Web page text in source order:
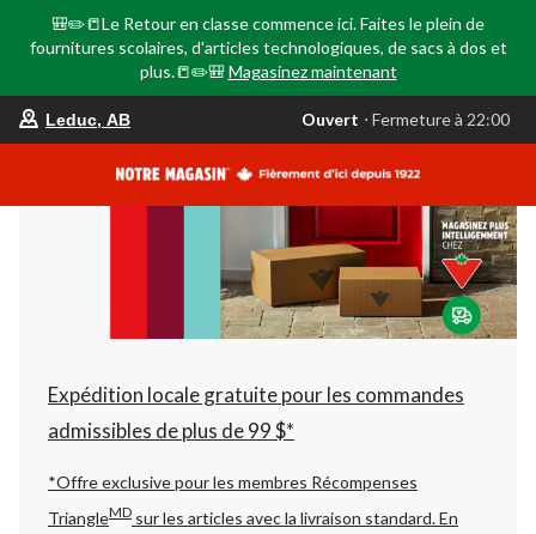
🎒✏️📒Le Retour en classe commence ici. Faites le plein de
fournitures scolaires, d'articles technologiques, de sacs à dos et
plus.📒✏️🎒 Magasinez maintenant
votre
est
AB,
Ouvert,
Fermeture
à
22:00
changer
Leduc, AB Ouvert ⋅ Fermeture à 22:00
Expédition locale gratuite pour les commandes
admissibles de plus de 99 $*
*Offre exclusive pour les membres Récompenses
TriangleMD sur les articles avec la livraison standard.En